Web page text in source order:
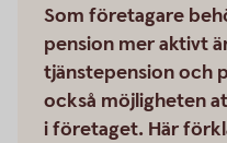
Som företagare
pension mer aktivt
tjänstepension och
också möjligheten
i företaget. Här